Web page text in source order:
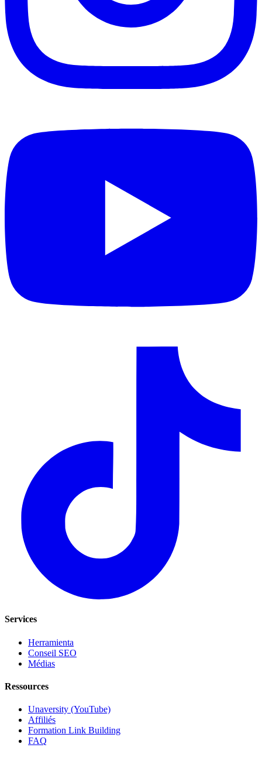
Services
Herramienta
Conseil SEO
Médias
Ressources
Unaversity (YouTube)
Affiliés
Formation Link Building
FAQ